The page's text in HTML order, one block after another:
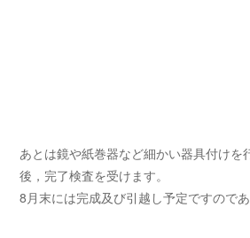
あとは鏡や紙巻器など細かい器具付けを
後，完了検査を受けます。
8月末には完成及び引越し予定ですのであ